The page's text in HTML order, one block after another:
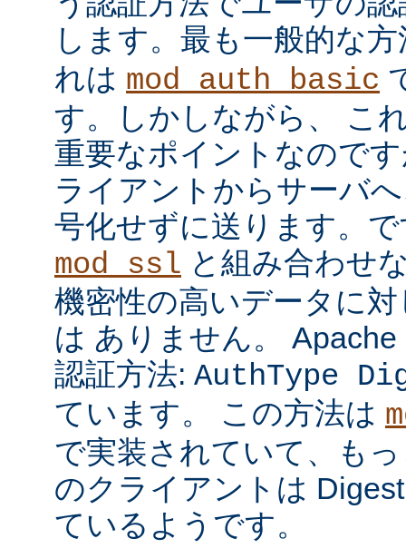
します。最も一般的な
れは mod_auth_basic
す。しかしながら、 こ
重要なポイントなので
ライアントからサーバ
号化せずに送ります。
mod_ssl と組み合わせ
機密性の高いデータに
は ありません。
認証方法: AuthType
ています。 この方法は
で実装されていて、も
のクライアントは
ているようです。